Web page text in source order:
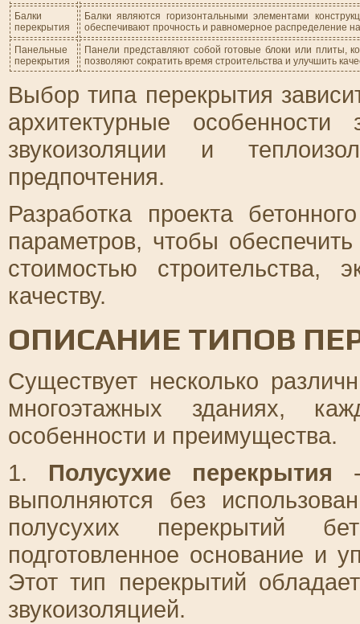
Балки
перекрытия
Балки являются горизонтальными элементами
обеспечивают прочность и равномерное распределение
Панельные
перекрытия
Панели представляют собой готовые блоки или плиты,
позволяют сократить время строительства и улучшить
Выбор типа перекрытия
архитектурные
звукоизоляции и
предпочтения.
Разработка проекта
параметров, чтобы
стоимостью строительства,
качеству.
ОПИСАНИЕ ТИПОВ
Существует несколько
многоэтажных зданиях,
особенности и преимущества.
1. Полусухие перекрытия -
выполняются без
полусухих перекрытий
подготовленное основание и
Этот тип перекрытий
звукоизоляцией.